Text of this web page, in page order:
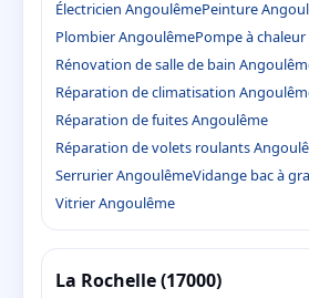
Électricien AngoulêmePeinture
Plombier AngoulêmePompe à
Rénovation de salle de bain
Réparation de climatisation
Réparation de fuites Angoulême
Réparation de volets roulants
Serrurier AngoulêmeVidange bac à
Vitrier Angoulême
La Rochelle (17000)